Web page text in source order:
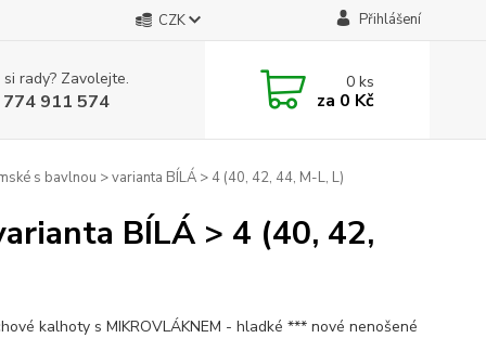
CZK Přihlášení
rady? Zavolejte.
911 574
0ks
za 0 Kč
s bavlnou > varianta BÍLÁ > 4 (40, 42, 44, M-L, L)
BÍLÁ > 4 (40, 42,
kalhoty s MIKROVLÁKNEM - hladké *** nové nenošené